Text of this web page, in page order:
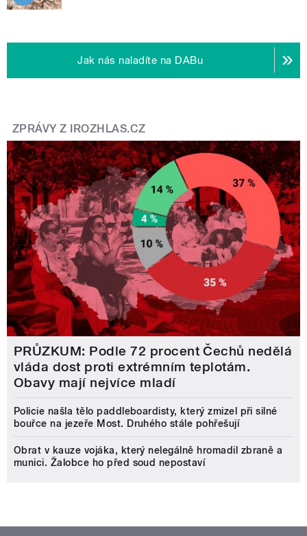
Jak nás naladíte na DABu
ZPRÁVY Z IROZHLAS.CZ
PRŮZKUM: Podle 72 procent Čechů nedělá
vláda dost proti extrémním teplotám.
Obavy mají nejvíce mladí
Policie našla tělo paddleboardisty, který zmizel při silné
bouřce na jezeře Most. Druhého stále pohřešují
Obrat v kauze vojáka, který nelegálně hromadil zbraně a
munici. Žalobce ho před soud nepostaví